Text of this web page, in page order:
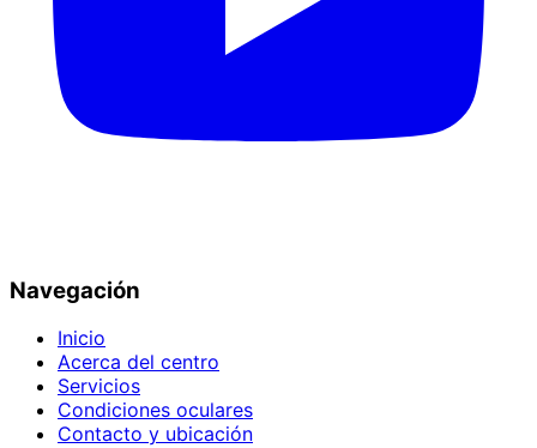
Navegación
Inicio
Acerca del centro
Servicios
Condiciones oculares
Contacto y ubicación